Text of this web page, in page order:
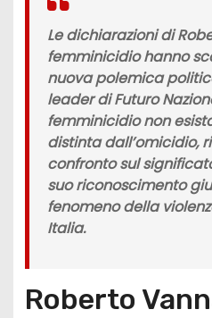
Le dichiarazioni di
femminicidio hanno
nuova polemica
leader di Futuro
femminicidio non
distinta dall’omicidio,
confronto sul
suo riconoscimento
fenomeno della
Italia.
Roberto